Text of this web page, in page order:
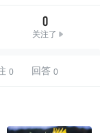
0
关注了
回答